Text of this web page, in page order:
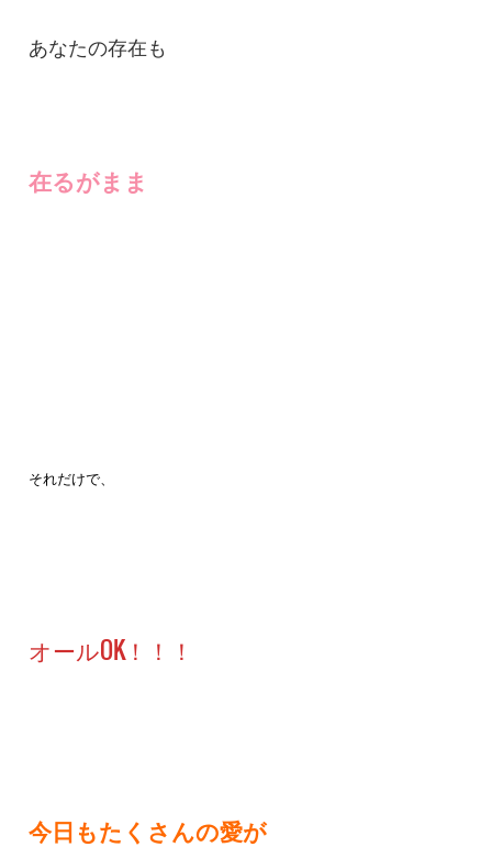
あなたの存在も
在るがまま
それだけで、
オールOK！！！
今日もたくさんの愛が